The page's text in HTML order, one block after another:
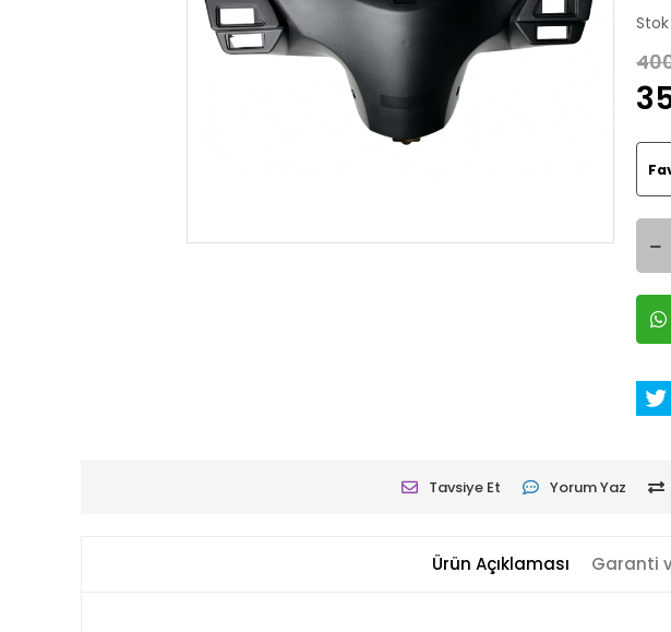
Stok
Tavsiye Et Yorum Yaz
Ürün Açıklaması Garanti